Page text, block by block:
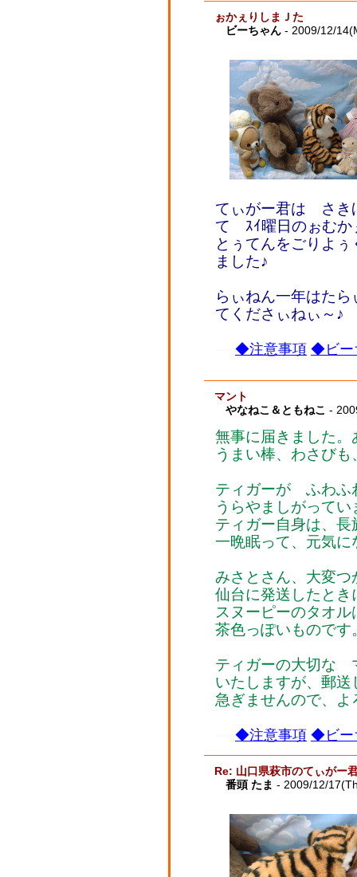
ぉかぇりしまＪた
ビーちゃん - 2009/12/
てぃがー君は さき
て ｽｲ曜日のぉむ
とぅてんをごりよ
ました♪
らぃねん一年はた
てくださぃねぃ～♪
◆注意事項 ◆ビー
マント
やなねこ＆ともねこ -
無事に届きました
うまい棒、わさび
ティガーが ふわふ
うらやましがってい
ティガー自身は、
一晩眠って、元気に
みさとさん、大変
仙台に発送したと
スヌーピーのタオ
茶色っぽいものです
ティガーの大切な
いたしますが、郵
急ぎませんので、
◆注意事項 ◆ビー
Re: 山口県萩市のてぃがー
番頭 たま - 2009/12/